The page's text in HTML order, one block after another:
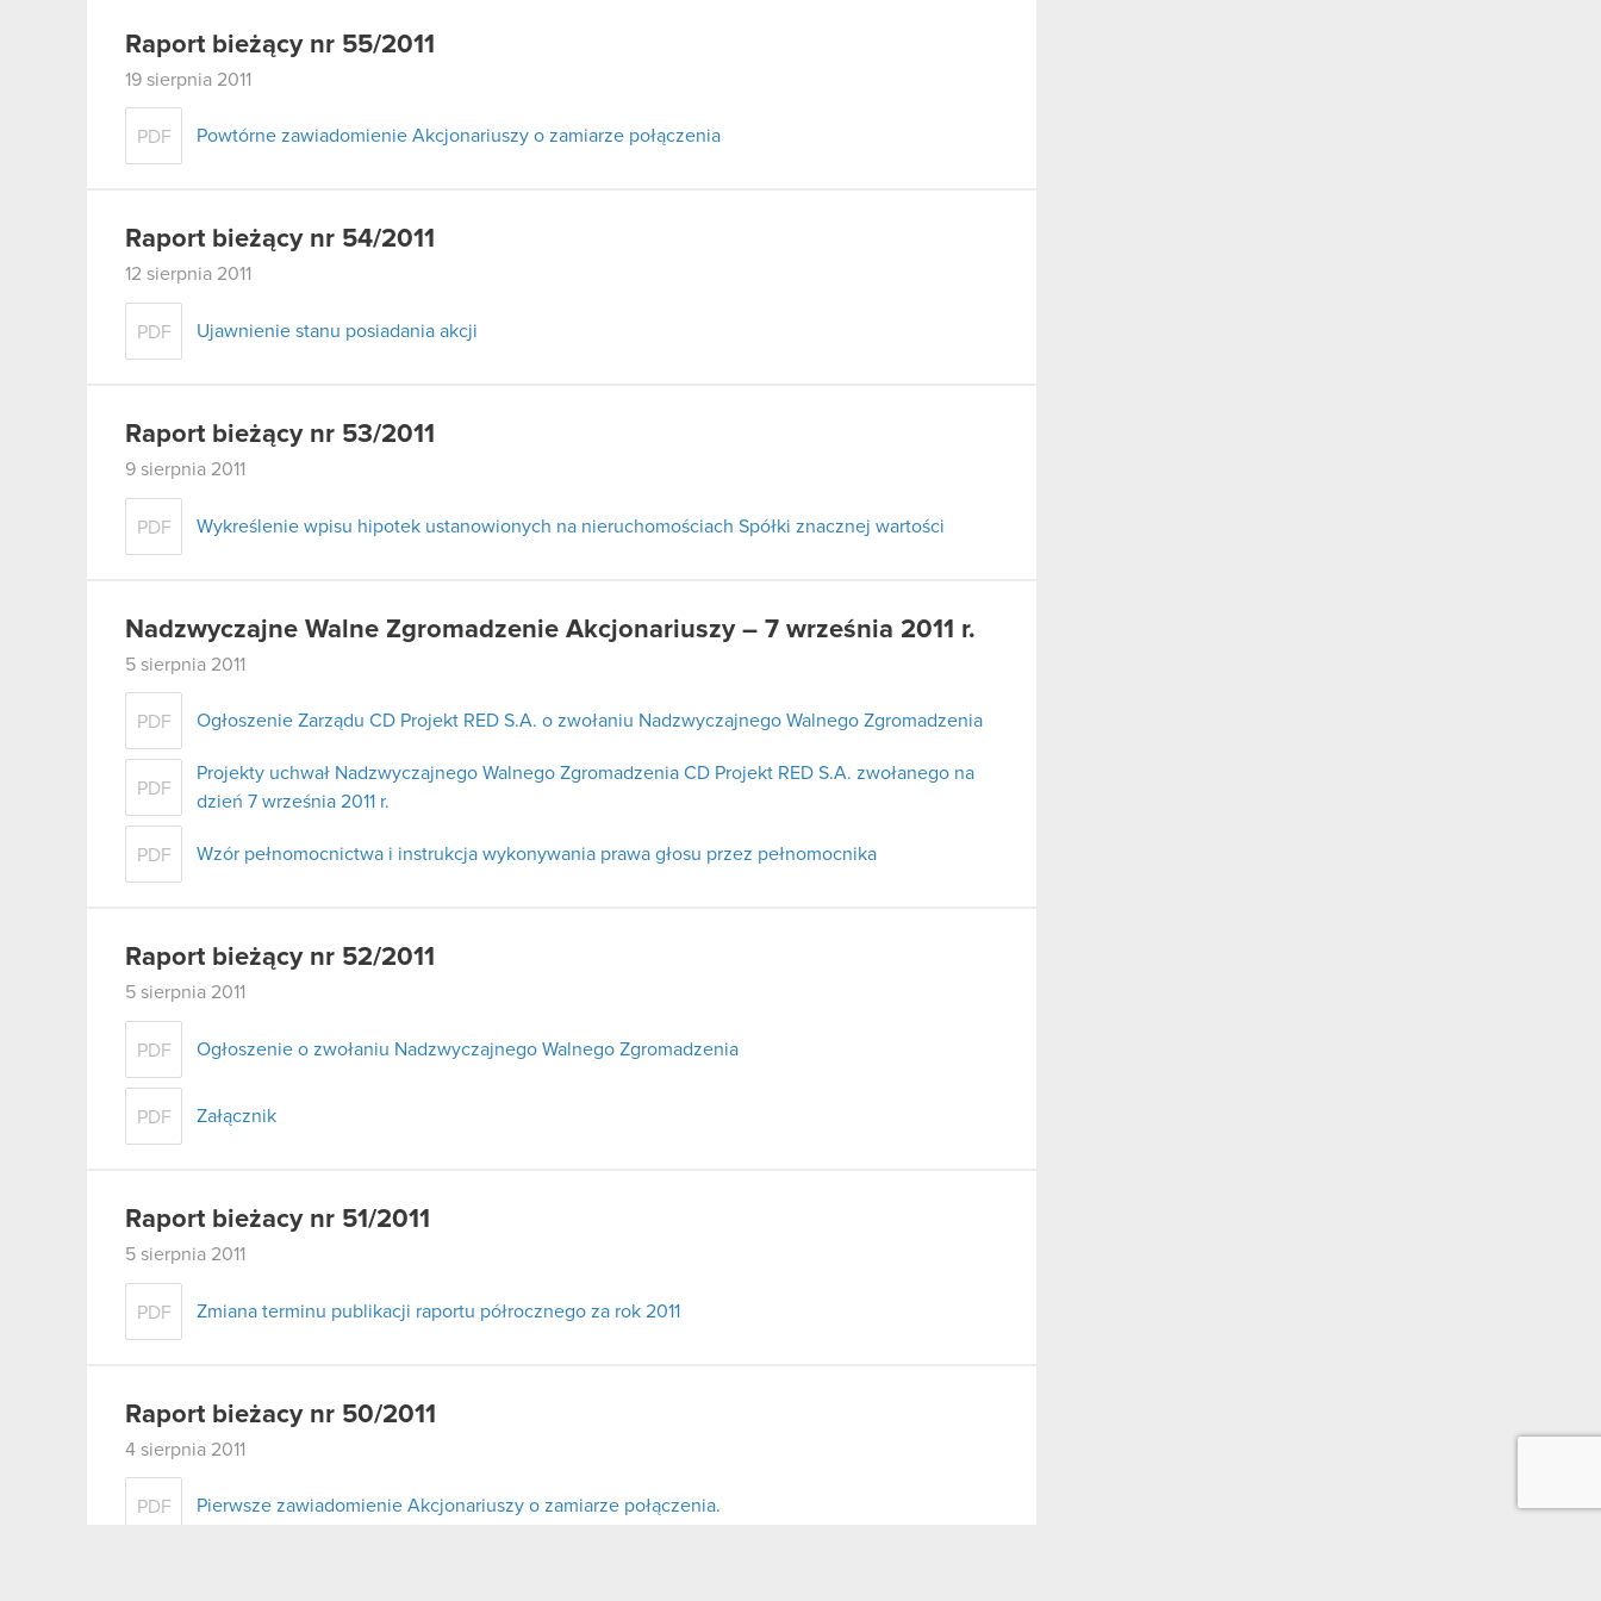
Raport bieżący nr 55/2011
19 sierpnia 2011
PDF Powtórne zawiadomienie Akcjonariuszy o zamiarze połączenia
Raport bieżący nr 54/2011
12 sierpnia 2011
PDF Ujawnienie stanu posiadania akcji
Raport bieżący nr 53/2011
9 sierpnia 2011
PDF Wykreślenie wpisu hipotek ustanowionych na nieruchomościach Spółki znacznej wartości
Nadzwyczajne Walne Zgromadzenie Akcjonariuszy – 7 września 2011 r.
5 sierpnia 2011
PDF Ogłoszenie Zarządu CD Projekt RED S.A. o zwołaniu Nadzwyczajnego Walnego Zgromadzenia
PDF
Projekty uchwał Nadzwyczajnego Walnego Zgromadzenia CD Projekt RED S.A. zwołanego na
dzień 7 września 2011 r.
PDF Wzór pełnomocnictwa i instrukcja wykonywania prawa głosu przez pełnomocnika
Raport bieżący nr 52/2011
5 sierpnia 2011
PDF Ogłoszenie o zwołaniu Nadzwyczajnego Walnego Zgromadzenia
PDF Załącznik
Raport bieżacy nr 51/2011
5 sierpnia 2011
PDF Zmiana terminu publikacji raportu półrocznego za rok 2011
Raport bieżacy nr 50/2011
4 sierpnia 2011
PDF Pierwsze zawiadomienie Akcjonariuszy o zamiarze połączenia.